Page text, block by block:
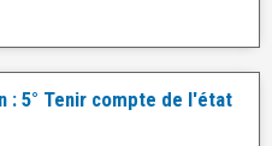
: 5° Tenir compte de l'état